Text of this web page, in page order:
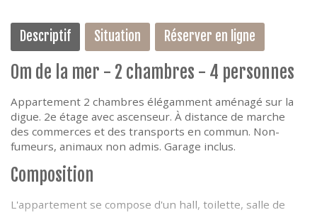
Descriptif Situation Réserver en ligne
0m de la mer - 2 chambres - 4 personnes
Appartement 2 chambres élégamment aménagé sur la
digue. 2e étage avec ascenseur. À distance de marche
des commerces et des transports en commun. Non-
fumeurs, animaux non admis. Garage inclus.
Composition
L'appartement se compose d'un hall, toilette, salle de